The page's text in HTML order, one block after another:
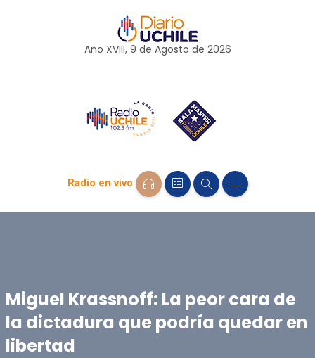
Año XVIII, 9 de Agosto de 2026
Radio en vivo
Miguel Krassnoff: La peor cara de
la dictadura que podría quedar en
libertad